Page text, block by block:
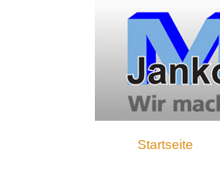
Startseite